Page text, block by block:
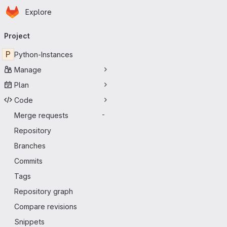
Skip to main content
Homepage
Explore
navigation
Project
P Python-Instances
Manage
Plan
Code
Merge requests
-
Repository
Branches
Commits
Tags
Repository graph
Compare revisions
Snippets